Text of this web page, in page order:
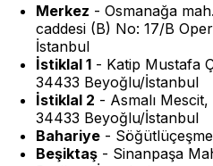
Merkez - Osmanağa
caddesi (B) No: 17/B
İstanbul
İstiklal 1 - Katip Mustafa
34433 Beyoğlu/İstanbul
İstiklal 2 - Asmalı
34433 Beyoğlu/İstanbul
Bahariye -
Beşiktaş - Sinanpaşa